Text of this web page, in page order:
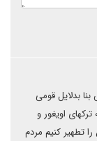
بدلایل قومی
اویغور و
تطهیر کنیم مردم